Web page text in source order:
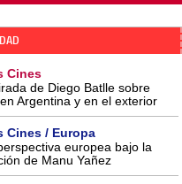
Cines
de Diego Batlle sobre
Argentina y en el exterior
Cines / Europa
europea bajo la
de Manu Yañez